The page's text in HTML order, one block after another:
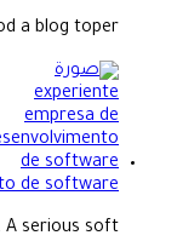
a blog toper...
de software
serious soft...